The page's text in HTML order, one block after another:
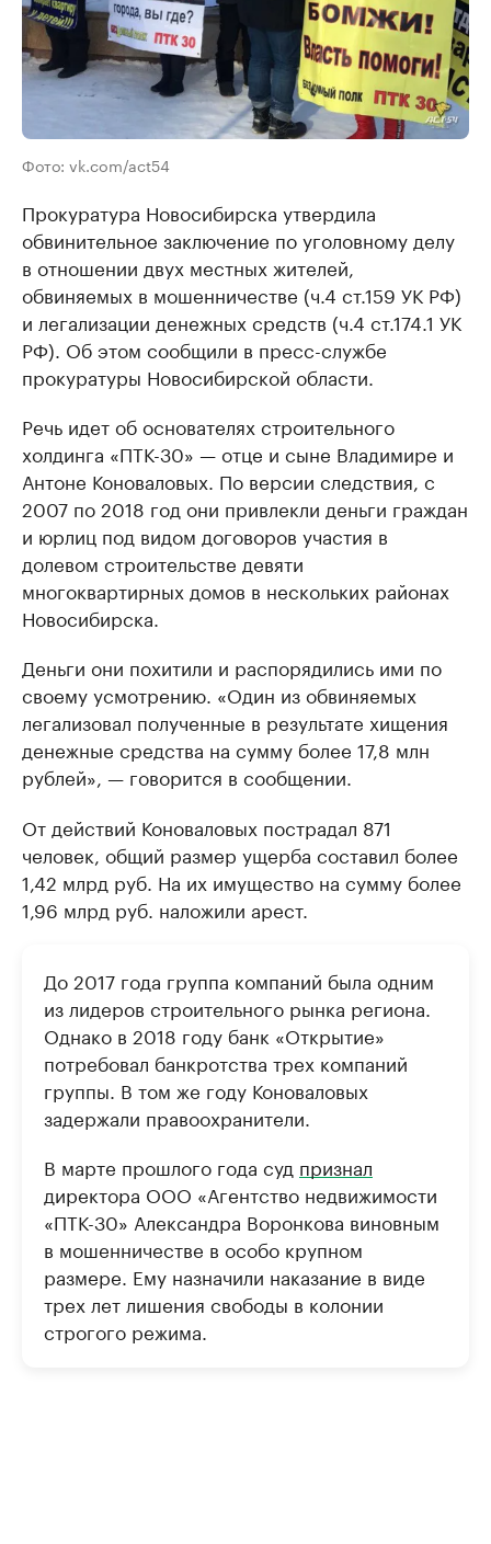
Фото: vk.com/act54
Прокуратура Новосибирска утвердила
обвинительное заключение по уголовному делу
в отношении двух местных жителей,
обвиняемых в мошенничестве (ч.4 ст.159 УК РФ)
и легализации денежных средств (ч.4 ст.174.1 УК
РФ). Об этом сообщили в пресс-службе
прокуратуры Новосибирской области.
Речь идет об основателях строительного
холдинга «ПТК-30» — отце и сыне Владимире и
Антоне Коноваловых. По версии следствия, с
2007 по 2018 год они привлекли деньги граждан
и юрлиц под видом договоров участия в
долевом строительстве девяти
многоквартирных домов в нескольких районах
Новосибирска.
Деньги они похитили и распорядились ими по
своему усмотрению. «Один из обвиняемых
легализовал полученные в результате хищения
денежные средства на сумму более 17,8 млн
рублей», — говорится в сообщении.
От действий Коноваловых пострадал 871
человек, общий размер ущерба составил более
1,42 млрд руб. На их имущество на сумму более
1,96 млрд руб. наложили арест.
До 2017 года группа компаний была одним
из лидеров строительного рынка региона.
Однако в 2018 году банк «Открытие»
потребовал банкротства трех компаний
группы. В том же году Коноваловых
задержали правоохранители.
В марте прошлого года суд признал
директора ООО «Агентство недвижимости
«ПТК-30» Александра Воронкова виновным
в мошенничестве в особо крупном
размере. Ему назначили наказание в виде
трех лет лишения свободы в колонии
строгого режима.